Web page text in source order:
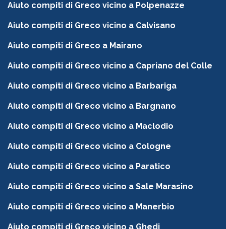
Aiuto compiti di Greco vicino a Polpenazze
Aiuto compiti di Greco vicino a Calvisano
Aiuto compiti di Greco a Mairano
Aiuto compiti di Greco vicino a Capriano del Colle
Aiuto compiti di Greco vicino a Barbariga
Aiuto compiti di Greco vicino a Bargnano
Aiuto compiti di Greco vicino a Maclodio
Aiuto compiti di Greco vicino a Cologne
Aiuto compiti di Greco vicino a Paratico
Aiuto compiti di Greco vicino a Sale Marasino
Aiuto compiti di Greco vicino a Manerbio
Aiuto compiti di Greco vicino a Ghedi